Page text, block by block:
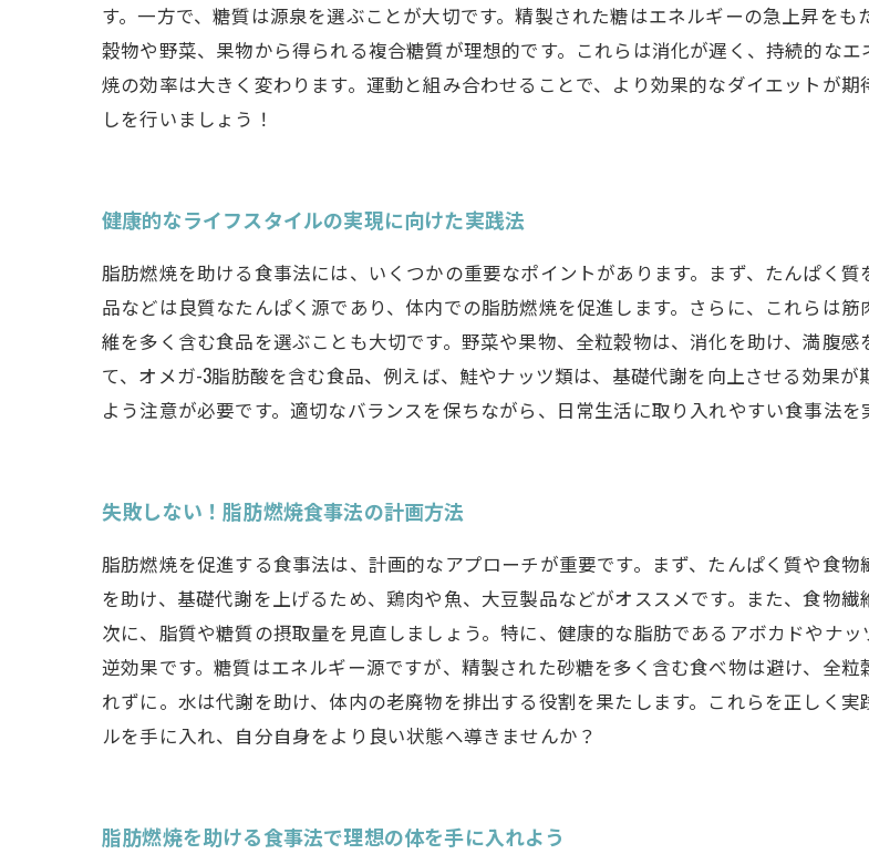
す。一方で、糖質は源泉を選ぶことが大切です。精製された糖はエネルギーの急上昇を
穀物や野菜、果物から得られる複合糖質が理想的です。これらは消化が遅く、持続的な
焼の効率は大きく変わります。運動と組み合わせることで、より効果的なダイエットが
しを行いましょう！
健康的なライフスタイルの実現に向けた実践法
脂肪燃焼を助ける食事法には、いくつかの重要なポイントがあります。まず、たんぱく
品などは良質なたんぱく源であり、体内での脂肪燃焼を促進します。さらに、これらは
維を多く含む食品を選ぶことも大切です。野菜や果物、全粒穀物は、消化を助け、満腹
て、オメガ-3脂肪酸を含む食品、例えば、鮭やナッツ類は、基礎代謝を向上させる効果
よう注意が必要です。適切なバランスを保ちながら、日常生活に取り入れやすい食事法
失敗しない！脂肪燃焼食事法の計画方法
脂肪燃焼を促進する食事法は、計画的なアプローチが重要です。まず、たんぱく質や食
を助け、基礎代謝を上げるため、鶏肉や魚、大豆製品などがオススメです。また、食物
次に、脂質や糖質の摂取量を見直しましょう。特に、健康的な脂肪であるアボカドやナ
逆効果です。糖質はエネルギー源ですが、精製された砂糖を多く含む食べ物は避け、全
れずに。水は代謝を助け、体内の老廃物を排出する役割を果たします。これらを正しく
ルを手に入れ、自分自身をより良い状態へ導きませんか？
脂肪燃焼を助ける食事法で理想の体を手に入れよう